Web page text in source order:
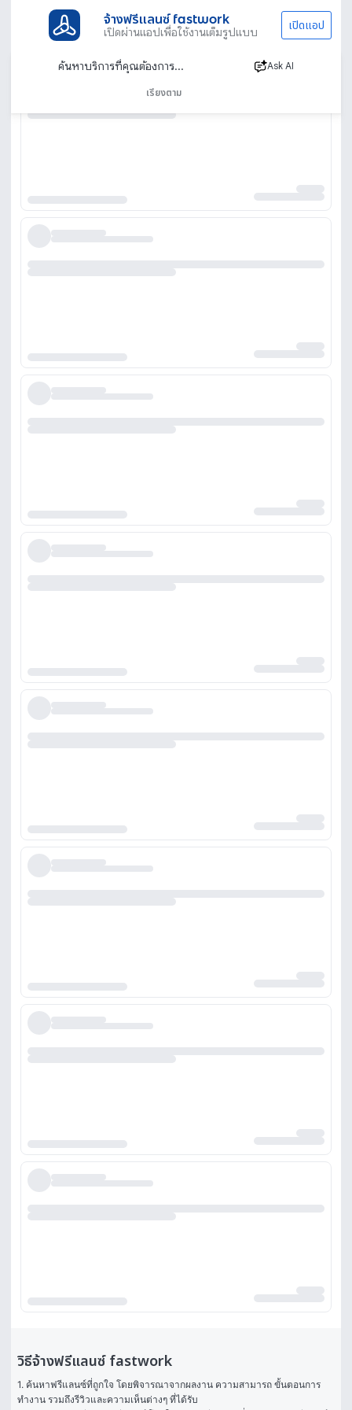
จ้างฟรีแลนซ์ fastwork
เปิดผ่านแอปเพื่อใช้งานเต็มรูปแบบ เปิดแอป
Ask AI
เรียงตาม
วิธีจ้างฟรีแลนซ์ fastwork
1. ค้นหาฟรีแลนซ์ที่ถูกใจ โดยพิจารณาจากผลงาน ความสามารถ ขั้นตอนการ
ทำงาน รวมถึงรีวิวและความเห็นต่างๆ ที่ได้รับ